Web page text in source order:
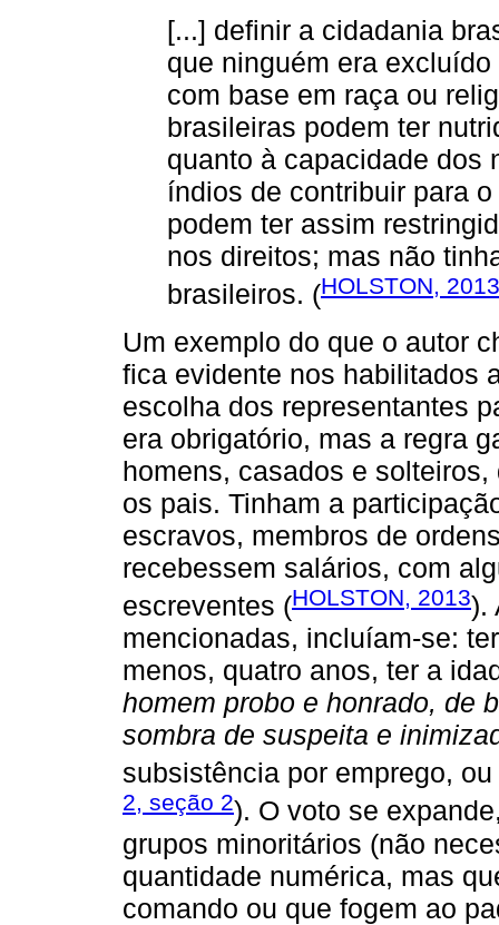
[...] definir a cidadania
que ninguém era
com base em raça ou
brasileiras podem ter
quanto à capacidade dos
índios de contribuir para
podem ter assim
nos direitos; mas não
brasileiros. (HOLSTON,
Um exemplo do que o autor
fica evidente nos habilitados
escolha dos representantes
era obrigatório, mas a regra
homens, casados e
os pais. Tinham a
escravos, membros de
recebessem salários, com
escreventes (HOLSTON, 2013).
mencionadas, incluíam-se:
menos, quatro anos, ter a
homem probo e honrado, de
sombra de suspeita e
subsistência por emprego,
2, seção 2). O voto se
grupos minoritários (não
quantidade numérica, mas
comando ou que fogem ao